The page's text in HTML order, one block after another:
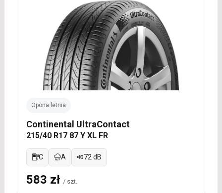
Opona letnia
Continental UltraContact
215/40 R17 87 Y XL FR
C A 72 dB
583 zł / szt.